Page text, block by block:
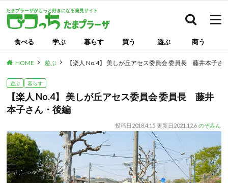
たまプラーザがもっと好きになる発見サイト
食べる 学ぶ 暮らす 買う 遊ぶ 商う
HOME 遊ぶ 【楽人 No.4】 美しが丘アセス委員会 委員長 藤井本子さ
遊ぶ 暮らす
【楽人 No.4】 美しが丘アセス委員会 委員長 藤井
本子さん・後編
投稿日 2018.4.15 更新日 2021.12.6 のぞみん